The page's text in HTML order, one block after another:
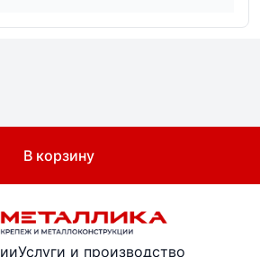
В корзину
Услуги и производство